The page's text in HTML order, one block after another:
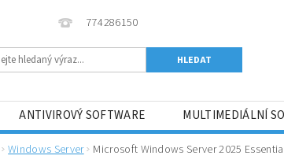
774286150
ANTIVIROVÝ SOFTWARE MULTIMEDIÁLNÍ
HERNÍ KONZOLE SOFTWARE PRO
Windows Server Microsoft Windows Server 2025